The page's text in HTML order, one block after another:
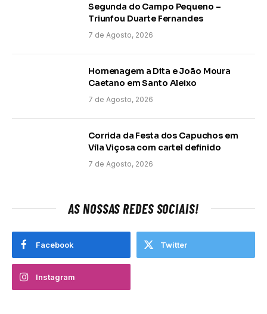
Segunda do Campo Pequeno –
Triunfou Duarte Fernandes
7 de Agosto, 2026
Homenagem a Dita e João Moura
Caetano em Santo Aleixo
7 de Agosto, 2026
Corrida da Festa dos Capuchos em
Vila Viçosa com cartel definido
7 de Agosto, 2026
AS NOSSAS REDES SOCIAIS!
Facebook Twitter
Instagram